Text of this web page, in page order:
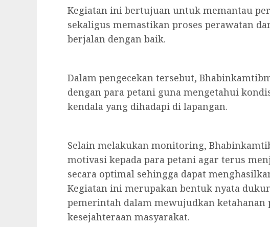
Kegiatan ini bertujuan untuk memantau
sekaligus memastikan proses perawatan
berjalan dengan baik.
Dalam pengecekan tersebut,
dengan para petani guna mengetahui
kendala yang dihadapi di lapangan.
Selain melakukan monitoring,
motivasi kepada para petani agar terus
secara optimal sehingga dapat
Kegiatan ini merupakan bentuk nyata
pemerintah dalam mewujudkan ketahanan
kesejahteraan masyarakat.